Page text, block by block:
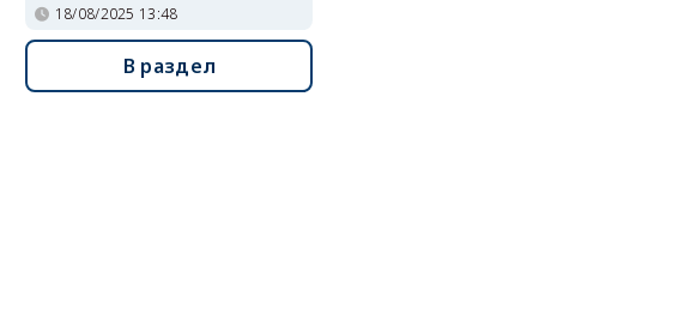
18/08/2025 13:48
В раздел